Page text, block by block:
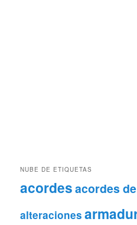
NUBE DE ETIQUETAS
acordesacordes
alteraciones